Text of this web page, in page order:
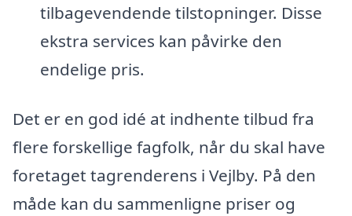
tilbagevendende tilstopninger. Disse
ekstra services kan påvirke den
endelige pris.
Det er en god idé at indhente tilbud fra
flere forskellige fagfolk, når du skal have
foretaget tagrenderens i Vejlby. På den
måde kan du sammenligne priser og